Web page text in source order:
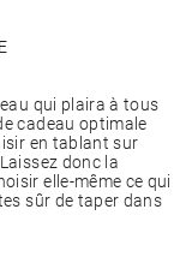
qui plaira à tous
cadeau optimale
en tablant sur
donc la
elle-même ce qui
sûr de taper dans